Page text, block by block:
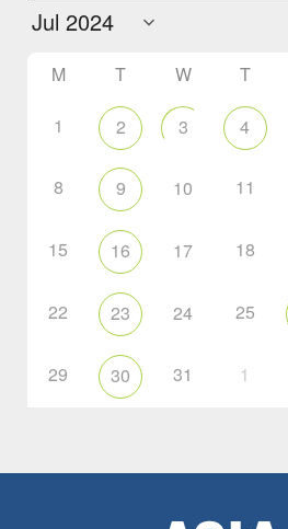
M T W T
1 2 3 4
8 9 10 11
15 16 17 18
22 23 24 25
29 30 31 1